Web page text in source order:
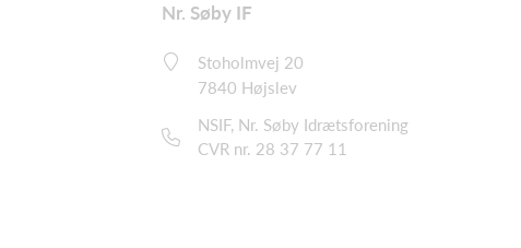
Nr. Søby IF
Stoholmvej 20
7840 Højslev
NSIF, Nr. Søby Idrætsforening
CVR nr. 28 37 77 11